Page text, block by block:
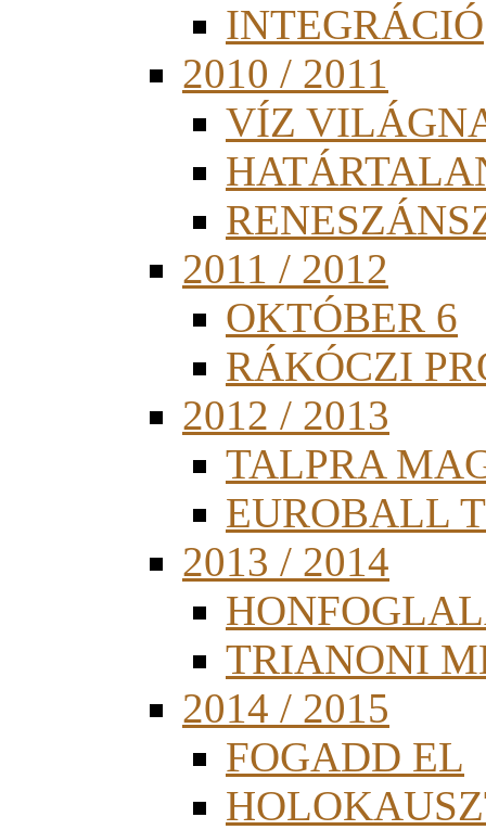
INTEGRÁCIÓ
2010 / 2011
VÍZ
2011 / 2012
OKTÓBER 6
RÁKÓCZI
2012 / 2013
TALPRA
EUROBALL
2013 / 2014
TRIANONI
2014 / 2015
FOGADD EL